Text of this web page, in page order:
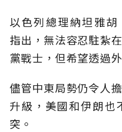
以色列總理納坦雅胡
指出，無法容忍駐紮
黨戰士，但希望透過
儘管中東局勢仍令人
升級，美國和伊朗也
突。